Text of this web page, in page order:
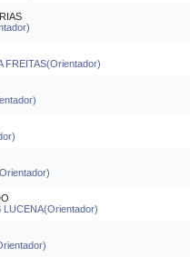
FREITAS(Orientador)
LUCENA(Orientador)